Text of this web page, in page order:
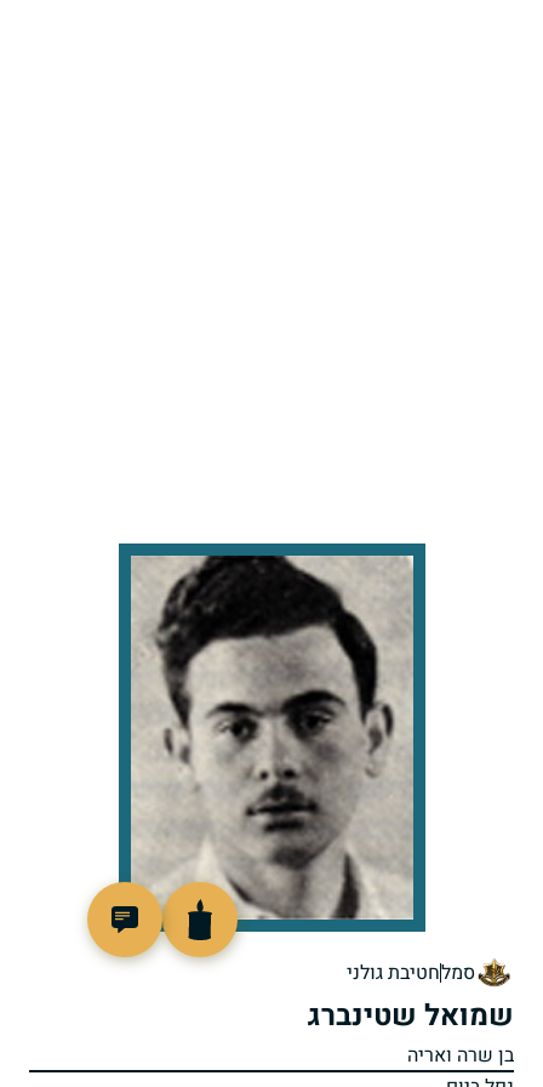
סמלחטיבת גולני
שמואל שטינברג
בן שרה ואריה